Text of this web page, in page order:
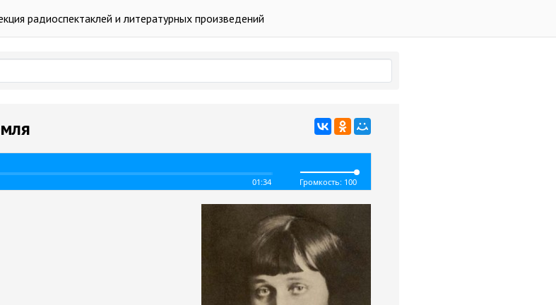
радиоспектаклей и литературных произведений
01:34 Громкость: 100